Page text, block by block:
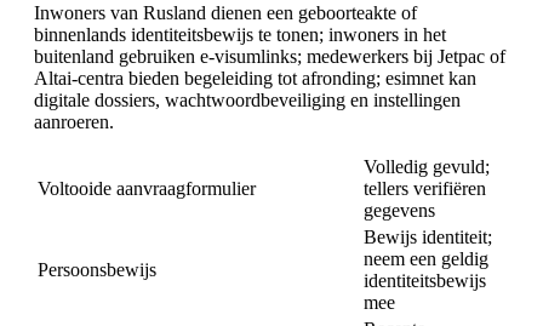
Inwoners van Rusland dienen een geboorteakte of
binnenlands identiteitsbewijs te tonen; inwoners in het
buitenland gebruiken e-visumlinks; medewerkers bij Jetpac of
Altai-centra bieden begeleiding tot afronding; esimnet kan
digitale dossiers, wachtwoordbeveiliging en instellingen
aanroeren.
Voltooide aanvraagformulier
Volledig gevuld;
tellers verifiëren
gegevens
Persoonsbewijs
Bewijs identiteit;
neem een geldig
identiteitsbewijs
mee